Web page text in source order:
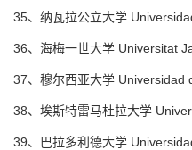
35、纳瓦拉公立大学
36、海梅一世大学 Universitat
37、穆尔西亚大学 Universidad
38、埃斯特雷马杜拉大学
39、巴拉多利德大学